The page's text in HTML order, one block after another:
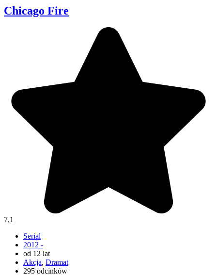
Chicago Fire
7,1
Serial
2012 -
od 12 lat
Akcja, Dramat
295 odcinków